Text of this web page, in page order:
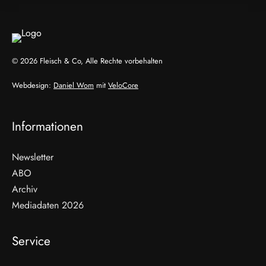
© 2026 Fleisch & Co, Alle Rechte vorbehalten
Webdesign: Daniel Wom mit VeloCore
Informationen
Newsletter
ABO
Archiv
Mediadaten 2026
Service